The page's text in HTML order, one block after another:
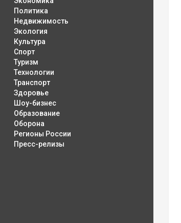
Политика
Недвижимость
Экология
Культура
Спорт
Туризм
Технологии
Транспорт
Здоровье
Шоу-бизнес
Образование
Оборона
Регионы России
Пресс-релизы